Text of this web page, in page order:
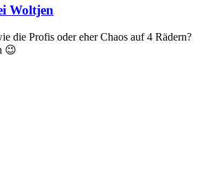
Woltjen
die Profis oder eher Chaos auf 4 Rädern?
😉